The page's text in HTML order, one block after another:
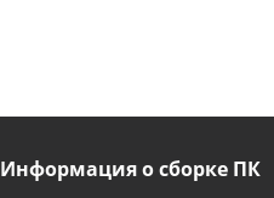
Информация о сборке ПК